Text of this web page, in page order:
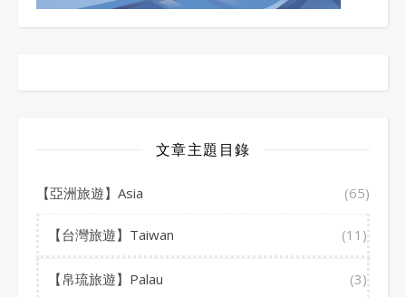
文章主題目錄
【亞洲旅遊】Asia (65)
【台灣旅遊】Taiwan (11)
【帛琉旅遊】Palau (3)